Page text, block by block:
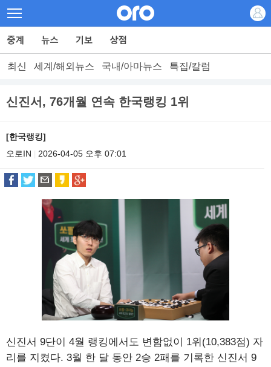
최신 세계/해외뉴스 국내/아마뉴스 특집/칼럼
신진서, 76개월 연속 한국랭킹 1위
[한국랭킹]
오로IN
2026-04-05 오후 07:01
신진서 9단이 4월 랭킹에서도 변함없이 1위(10,383점) 자
리를 지켰다. 3월 한 달 동안 2승 2패를 기록한 신진서 9